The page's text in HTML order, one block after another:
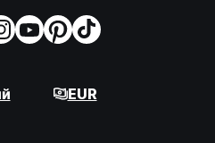
EUR